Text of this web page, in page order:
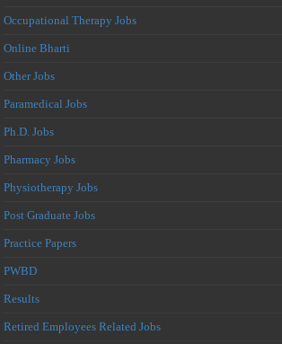
Occupational Therapy Jobs
Online Bharti
Other Jobs
Paramedical Jobs
Ph.D. Jobs
Pharmacy Jobs
Physiotherapy Jobs
Post Graduate Jobs
Practice Papers
PWBD
Results
Retired Employees Related Jobs